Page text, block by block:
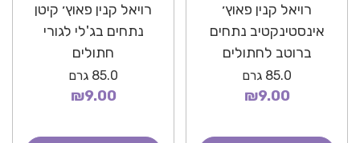
רויאל קנין פאוץ׳
אינסטינקטיב נתחים
ברוטב לחתולים
85.0 גרם
₪9.00
רויאל קנין פאוץ׳ קיטן
נתחים בג'לי לגורי
חתולים
85.0 גרם
₪9.00